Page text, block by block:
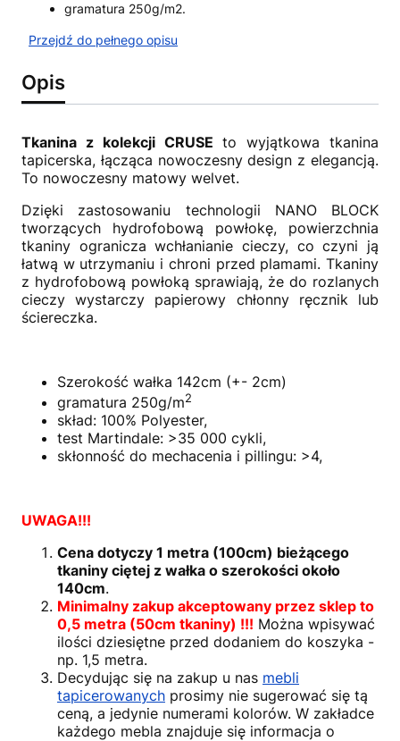
gramatura 250g/m2.
Przejdź do pełnego opisu
Opis
Tkanina z kolekcji CRUSE to wyjątkowa tkanina
tapicerska, łącząca nowoczesny design z elegancją.
To nowoczesny matowy welvet.
Dzięki zastosowaniu technologii NANO BLOCK
tworzących hydrofobową powłokę, powierzchnia
tkaniny ogranicza wchłanianie cieczy, co czyni ją
łatwą w utrzymaniu i chroni przed plamami. Tkaniny
z hydrofobową powłoką sprawiają, że do rozlanych
cieczy wystarczy papierowy chłonny ręcznik lub
ściereczka.
Szerokość wałka 142cm (+- 2cm)
gramatura 250g/m2
skład: 100% Polyester,
test Martindale: >35 000 cykli,
skłonność do mechacenia i pillingu: >4,
UWAGA!!!
Cena dotyczy 1 metra (100cm) bieżącego
tkaniny ciętej z wałka o szerokości około
140cm.
Minimalny zakup akceptowany przez sklep to
0,5 metra (50cm tkaniny) !!! Można wpisywać
ilości dziesiętne przed dodaniem do koszyka -
np. 1,5 metra.
Decydując się na zakup u nas mebli
tapicerowanych prosimy nie sugerować się tą
ceną, a jedynie numerami kolorów. W zakładce
każdego mebla znajduje się informacja o